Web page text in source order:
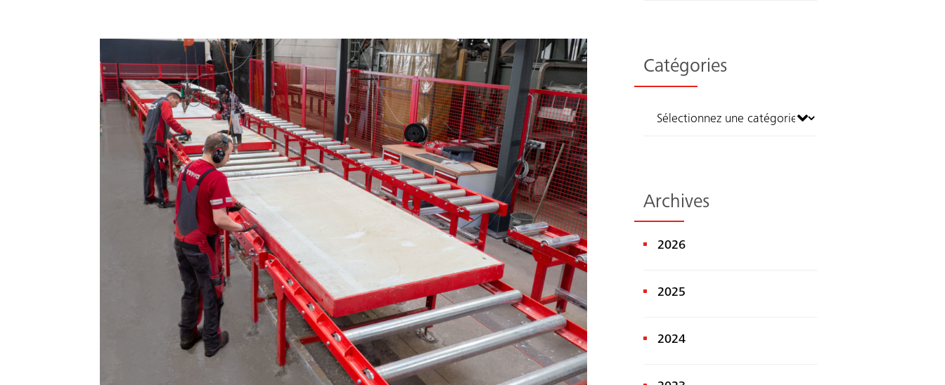
Catégories
Archives
2026
2025
2024
Recherche